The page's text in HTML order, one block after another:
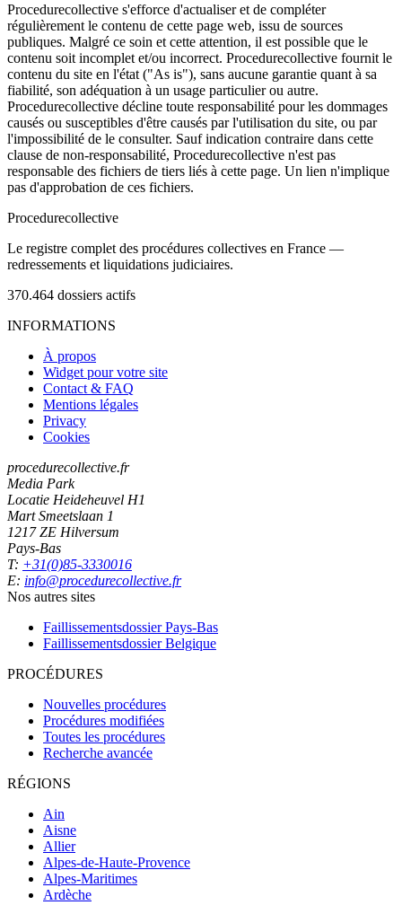
Procedurecollective s'efforce d'actualiser et de compléter
régulièrement le contenu de cette page web, issu de sources
publiques. Malgré ce soin et cette attention, il est possible que le
contenu soit incomplet et/ou incorrect. Procedurecollective fournit le
contenu du site en l'état ("As is"), sans aucune garantie quant à sa
fiabilité, son adéquation à un usage particulier ou autre.
Procedurecollective décline toute responsabilité pour les dommages
causés ou susceptibles d'être causés par l'utilisation du site, ou par
l'impossibilité de le consulter. Sauf indication contraire dans cette
clause de non-responsabilité, Procedurecollective n'est pas
responsable des fichiers de tiers liés à cette page. Un lien n'implique
pas d'approbation de ces fichiers.
Procedurecollective
Le registre complet des procédures collectives en France —
redressements et liquidations judiciaires.
370.464 dossiers actifs
INFORMATIONS
À propos
Widget pour votre site
Contact & FAQ
Mentions légales
Privacy
Cookies
procedurecollective.fr
Media Park
Locatie Heideheuvel H1
Mart Smeetslaan 1
1217 ZE Hilversum
Pays-Bas
T: +31(0)85-3330016
E: info@procedurecollective.fr
Nos autres sites
Faillissementsdossier Pays-Bas
Faillissementsdossier Belgique
PROCÉDURES
Nouvelles procédures
Procédures modifiées
Toutes les procédures
Recherche avancée
RÉGIONS
Ain
Aisne
Allier
Alpes-de-Haute-Provence
Alpes-Maritimes
Ardèche